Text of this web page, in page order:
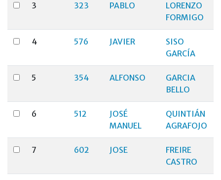
3 323 PABLO
LORENZO
FORMIGO
4 576 JAVIER
SISO
GARCÍA
5 354 ALFONSO
GARCIA
BELLO
6 512
JOSÉ
MANUEL
QUINTIÁN
AGRAFOJO
7 602 JOSE
FREIRE
CASTRO